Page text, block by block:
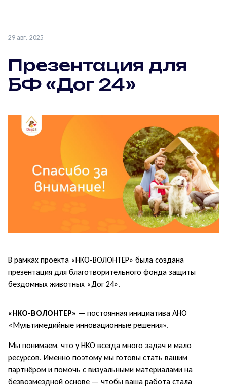
29 авг. 2025
Презентация для
БФ «Дог 24»
В рамках проекта «НКО-ВОЛОНТЕР» была создана
презентация для благотворительного фонда защиты
бездомных животных «Дог 24».
«НКО-ВОЛОНТЕР» — постоянная инициатива АНО
«Мультимедийные инновационные решения».
Мы понимаем, что у НКО всегда много задач и мало
ресурсов. Именно поэтому мы готовы стать вашим
партнёром и помочь с визуальными материалами на
безвозмездной основе — чтобы ваша работа стала